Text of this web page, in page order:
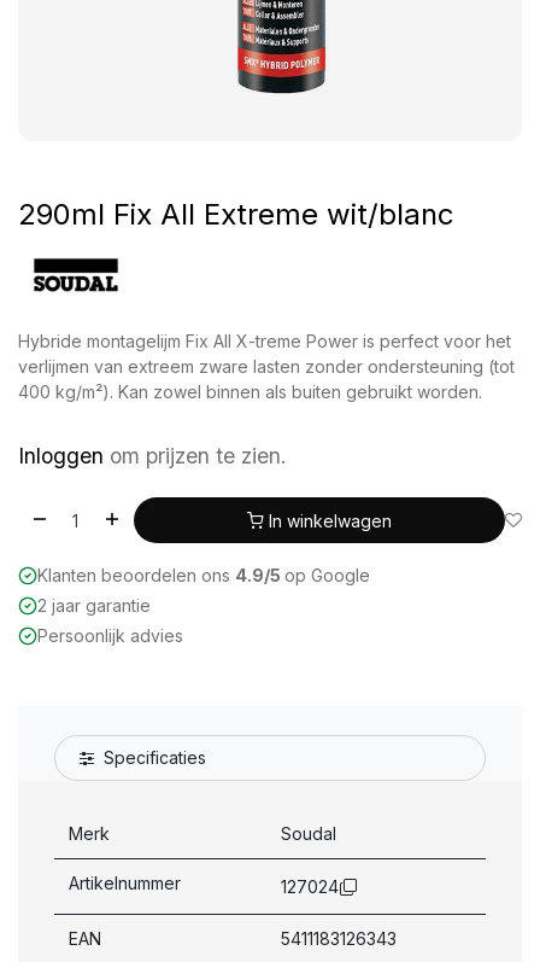
290ml Fix All Extreme wit/blanc
Hybride montagelijm Fix All X-treme Power is perfect voor het
verlijmen van extreem zware lasten zonder ondersteuning (tot
400 kg/m²). Kan zowel binnen als buiten gebruikt worden.
Inloggen om prijzen te zien.
In winkelwagen
Klanten beoordelen ons 4.9/5 op Google
2 jaar garantie
Persoonlijk advies
Specificaties
Merk Soudal
Artikelnummer 127024
EAN 5411183126343